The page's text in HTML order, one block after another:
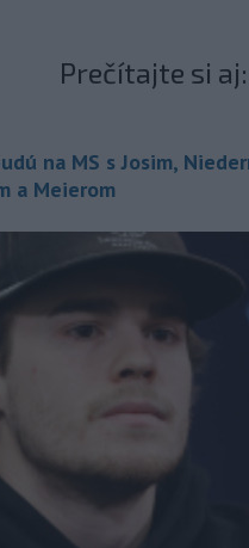
Prečítajte si aj:
na MS s Josim,
a Meierom